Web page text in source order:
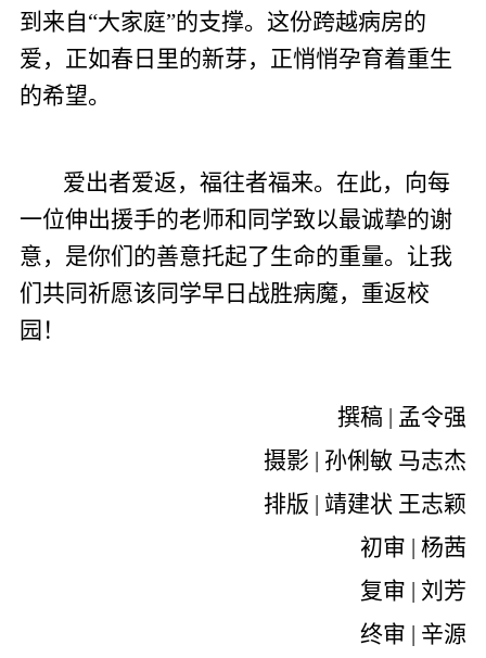
到来自“大家庭”的支撑。这份跨越病房的
爱，正如春日里的新芽，正悄悄孕育着重生
的希望。
爱出者爱返，福往者福来。在此，向每
一位伸出援手的老师和同学致以最诚挚的谢
意，是你们的善意托起了生命的重量。让我
们共同祈愿该同学早日战胜病魔，重返校
园！
撰稿 | 孟令强
摄影 | 孙俐敏 马志杰
排版 | 靖建状 王志颖
初审 | 杨茜
复审 | 刘芳
终审 | 辛源